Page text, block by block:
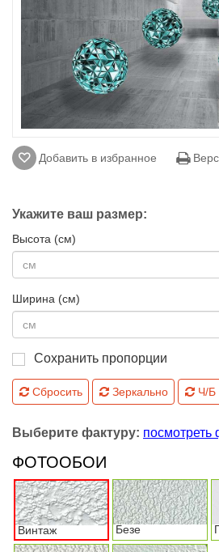
Добавить в избранное
Укажите ваш размер:
Высота (см)
Ширина (см)
Сохранить пропорции
Сбросить Зеркально Ч/Б
Выберите фактуру: посмотреть
ФОТООБОИ
Винтаж Безе